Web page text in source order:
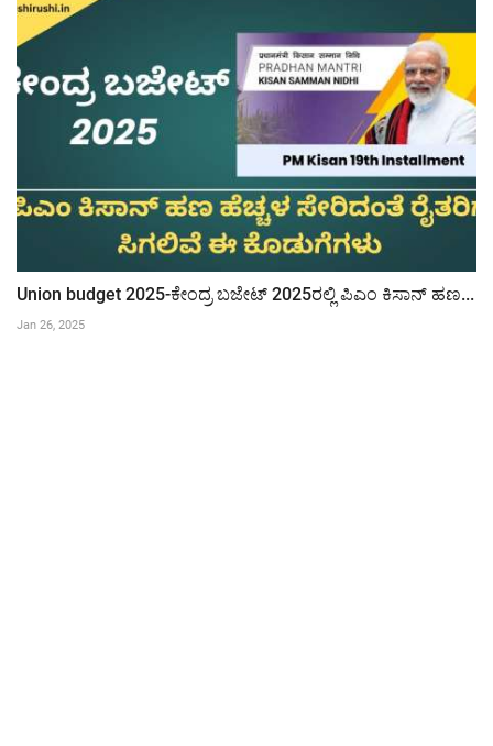
Union budget 2025-ಕೇಂದ್ರ ಬಜೇಟ್ 2025ರಲ್ಲಿ ಪಿಎಂ ಕಿಸಾನ್ ಹಣ...
Jan 26, 2025